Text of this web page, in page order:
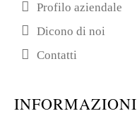
Profilo aziendale
Dicono di noi
Contatti
INFORMAZIONI